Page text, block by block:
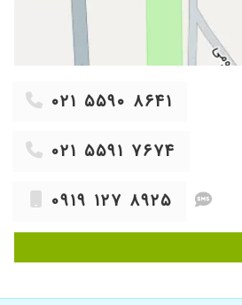
۰۲۱ ۵۵۹۰ ۸۶۴۱
۰۲۱ ۵۵۹۱ ۷۶۷۴
۰۹۱۹ ۱۲۷ ۸۹۲۵